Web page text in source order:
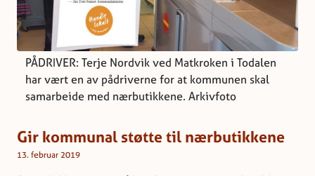
PÅDRIVER: Terje Nordvik ved Matkroken i Todalen
har vært en av pådriverne for at kommunen skal
samarbeide med nærbutikkene. Arkivfoto
Gir kommunal støtte til nærbutikkene
13. februar 2019